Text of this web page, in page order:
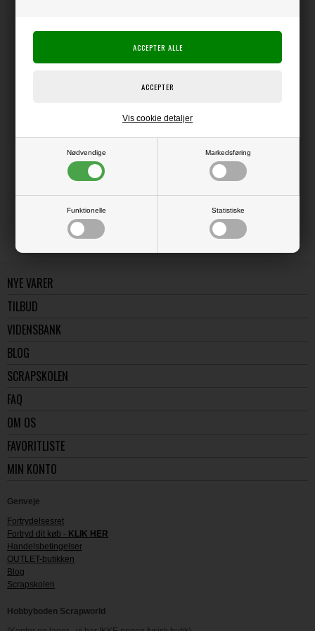
Nødvendige Markedsføring
Funktionelle Statistiske
Vis cookie detaljer
Skab spændende metal-effekter på f.eks. chipboard-udskæringer,
LÆS OG BLIV INSPIRERET
Læs flere artikler...
NYE VARER
TILBUD
VIDENSBANK
BLOG
SCRAPSKOLEN
FAQ
OM OS
FAVORITLISTE
MIN KONTO
Genveje
Fortrydelsesret
Fortryd dit køb - KLIK HER
Handelsbetingelser
OUTLET-butikken
Blog
Scrapskolen
Hobbyboden Scrapworld